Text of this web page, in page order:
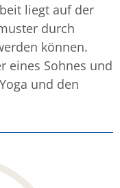
liegt auf der
durch
können.
eines Sohnes und
und den